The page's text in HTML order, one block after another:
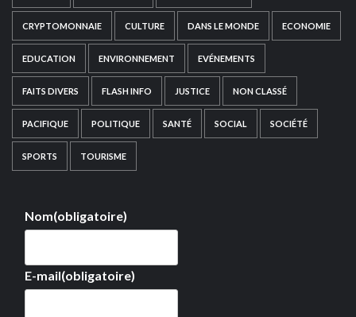
CRYPTOMONNAIE CULTURE DANS LE MONDE ECONOMIE
EDUCATION ENVIRONNEMENT EVÉNEMENTS
FAITS DIVERS FLASH INFO JUSTICE NON CLASSÉ
PACIFIQUE POLITIQUE SANTÉ SOCIAL SOCIÉTÉ
SPORTS TOURISME
Nom(obligatoire)
E-mail(obligatoire)